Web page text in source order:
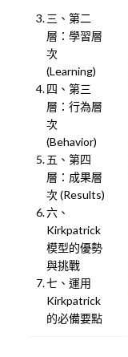
三、第二
層：學習層
次
(Learning)
四、第三
層：行為層
次
(Behavior)
五、第四
層：成果層
次 (Results)
六、
Kirkpatrick
模型的優勢
與挑戰
七、運用
Kirkpatrick
的必備要點